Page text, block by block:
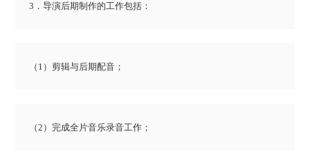
3．导演后期制作的工作包括：
（1）剪辑与后期配音；
（2）完成全片音乐录音工作；